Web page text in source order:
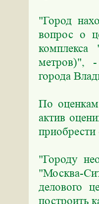
"Город
вопрос о
метров)", -
города
По оценкам
актив
"Городу
"Москва-
делового
построить